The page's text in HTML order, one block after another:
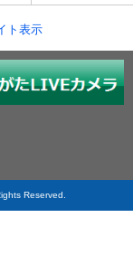
ト表示
Reserved.